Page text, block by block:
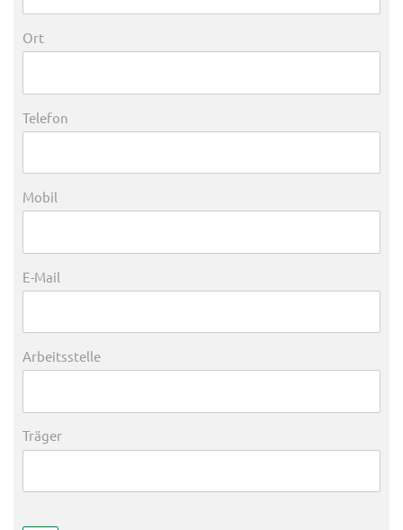
Ort
Telefon
Mobil
E-Mail
Arbeitsstelle
Träger